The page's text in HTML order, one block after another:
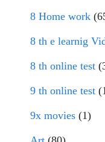
8 Home work
8 th e learnig
8 th online test
9 th online test
9x movies (1)